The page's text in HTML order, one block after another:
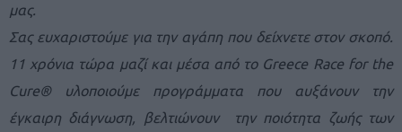
μας.
Σας ευχαριστούμε για την αγάπη που δείχνετε στον σκοπό.
11 χρόνια τώρα μαζί και μέσα από το Greece Race for the
Cure® υλοποιούμε προγράμματα που αυξάνουν την
έγκαιρη διάγνωση, βελτιώνουν την ποιότητα ζωής των